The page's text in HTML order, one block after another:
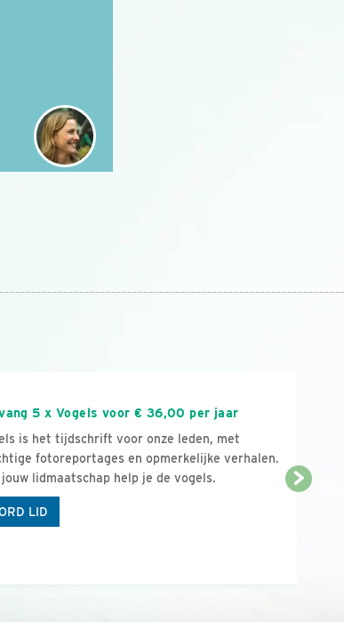
5 x Vogels voor € 36,00 per jaar
is het tijdschrift voor onze leden, met
fotoreportages en opmerkelijke verhalen.
lidmaatschap help je de vogels.
LID